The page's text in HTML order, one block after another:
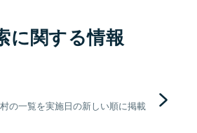
に関する情報
の一覧を実施日の新しい順に掲載